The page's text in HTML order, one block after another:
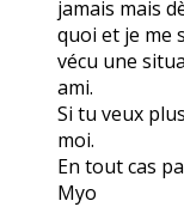
jamais mais
quoi et je me
vécu une
ami.
Si tu veux
moi.
En tout cas
Myo